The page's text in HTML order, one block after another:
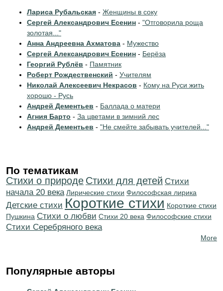
Лариса Рубальская - Женщины в соку
Сергей Александрович Есенин - "Отговорила роща
золотая..."
Анна Андреевна Ахматова - Мужество
Сергей Александрович Есенин - Берёза
Георгий Рублёв - Памятник
Роберт Рождественский - Учителям
Николай Алексеевич Некрасов - Кому на Руси жить
хорошо - Русь
Андрей Дементьев - Баллада о матери
Агния Барто - За цветами в зимний лес
Андрей Дементьев - "Не смейте забывать учителей..."
По тематикам
Стихи о природе Стихи для детей Cтихи
начала 20 века Лирические стихи Философская лирика
Детские стихи Короткие стихи Короткие стихи
Пушкина Стихи о любви Стихи 20 века Философские стихи
Cтихи Серебряного века
More
Популярные авторы